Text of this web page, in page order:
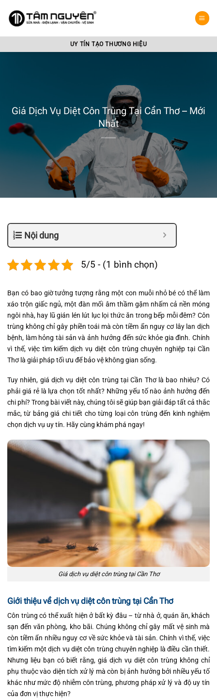
qua
dung
UY TÍN TẠO THƯƠNG HIỆU
Giá Dịch Vụ Diệt Côn Trùng Tại Cần Thơ – Mới
Nhất
Nội dung
5/5 - (1 bình chọn)
Bạn có bao giờ tưởng tượng rằng một con muỗi nhỏ bé có thể làm
xáo trộn giấc ngủ, một đàn mối âm thầm gặm nhấm cả nền móng
ngôi nhà, hay lũ gián lén lút lục lọi thức ăn trong bếp mỗi đêm? Côn
trùng không chỉ gây phiền toái mà còn tiềm ẩn nguy cơ lây lan dịch
bệnh, làm hỏng tài sản và ảnh hưởng đến sức khỏe gia đình. Chính
vì thế, việc tìm kiếm dịch vụ diệt côn trùng chuyên nghiệp tại Cần
Thơ là giải pháp tối ưu để bảo vệ không gian sống.
Tuy nhiên, giá dịch vụ diệt côn trùng tại Cần Thơ là bao nhiêu? Có
phải giá rẻ là lựa chọn tốt nhất? Những yếu tố nào ảnh hưởng đến
chi phí? Trong bài viết này, chúng tôi sẽ giúp bạn giải đáp tất cả thắc
mắc, từ bảng giá chi tiết cho từng loại côn trùng đến kinh nghiệm
chọn dịch vụ uy tín. Hãy cùng khám phá ngay!
Giá dịch vụ diệt côn trùng tại Cần Thơ
Giới thiệu về dịch vụ diệt côn trùng tại Cần Thơ
Côn trùng có thể xuất hiện ở bất kỳ đâu – từ nhà ở, quán ăn, khách
sạn đến văn phòng, kho bãi. Chúng không chỉ gây mất vệ sinh mà
còn tiềm ẩn nhiều nguy cơ về sức khỏe và tài sản. Chính vì thế, việc
tìm kiếm một dịch vụ diệt côn trùng chuyên nghiệp là điều cần thiết.
Nhưng liệu bạn có biết rằng, giá dịch vụ diệt côn trùng không chỉ
phụ thuộc vào diện tích xử lý mà còn bị ảnh hưởng bởi nhiều yếu tố
khác như mức độ nhiễm côn trùng, phương pháp xử lý và độ uy tín
của đơn vị thực hiện?